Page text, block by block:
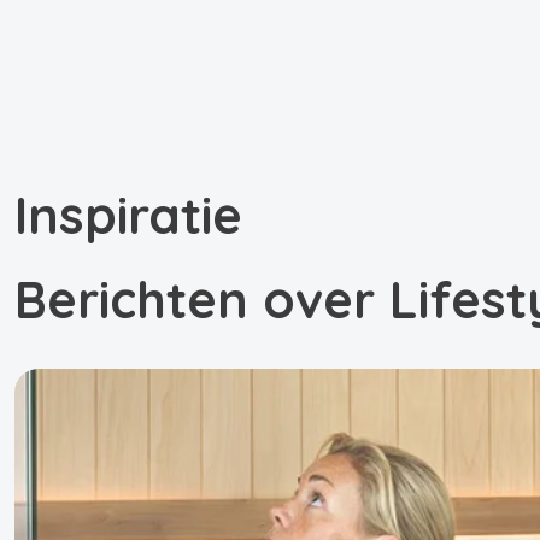
Inspiratie
Berichten over